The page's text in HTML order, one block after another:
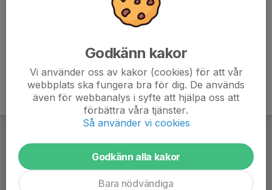
Godkänn kakor
Vi använder oss av kakor (cookies) för att vår
webbplats ska fungera bra för dig. De används
även för webbanalys i syfte att hjälpa oss att
förbättra våra tjänster.
Så använder vi cookies
Godkänn alla kakor
Bara nödvändiga